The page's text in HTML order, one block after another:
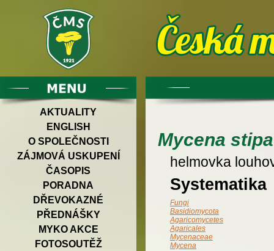
AKTUALITY
ENGLISH
O SPOLEČNOSTI
ZÁJMOVÁ USKUPENÍ
ČASOPIS
PORADNA
DŘEVOKAZNÉ
PŘEDNÁŠKY
MYKO AKCE
FOTOSOUTĚŽ
Mycena
helmovka
Systematika
Fungi
Basidiomycota
Agaricomycetes
Agaricales
Mycenaceae
Mycena